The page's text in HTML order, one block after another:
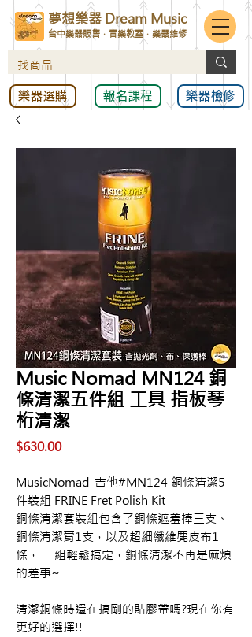
樂器選購 報名課程 樂器檢修
夢想樂器 Dream Music
台中樂器販售．音樂教室．樂器維修
Ｍusic Nomad MN124 銅
條清潔五件組 工具 指板琴
桁清潔
$630.00價
MusicNomad-吉他#MN124 銅條清潔5
件裝組 FRINE Fret Polish Kit
銅條清潔套裝組包含了銅條遮羞棒三支、
銅條清潔膏1支，以及超細纖維麂皮布1
條， 一組輕鬆搞定，銅條清潔不再是麻煩
的差事~
清潔銅條時還在搞剛的貼膠帶嗎?現在你有
更好的選擇!!